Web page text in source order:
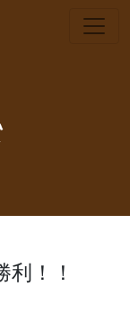
！！